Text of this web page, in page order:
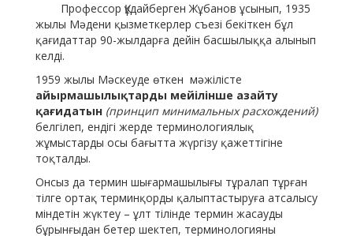
Профессор Құдайберген Жұбанов ұсынып, 1935
жылы Мәдени қызметкерлер съезі бекіткен бұл
қағидаттар 90-жылдарға дейін басшылыққа алынып
келді.
1959 жылы Мәскеуде өткен мәжілісте
айырмашылықтарды мейілінше азайту
қағидатын (принцип минимальных расхождений)
белгілеп, ендігі жерде терминологиялық
жұмыстарды осы бағытта жүргізу қажеттігіне
тоқталды.
Онсыз да термин шығармашылығы тұралап тұрған
тілге ортақ терминқорды қалыптастыруға атсалысу
міндетін жүктеу – ұлт тілінде термин жасауды
бұрынғыдан бетер шектеп, терминологияны